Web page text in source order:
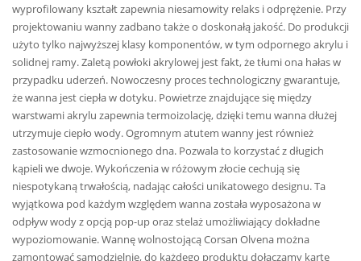
wyprofilowany kształt zapewnia niesamowity relaks i odprężenie. Przy
projektowaniu wanny zadbano także o doskonałą jakość. Do produkcji
użyto tylko najwyższej klasy komponentów, w tym odpornego akrylu i
solidnej ramy. Zaletą powłoki akrylowej jest fakt, że tłumi ona hałas w
przypadku uderzeń. Nowoczesny proces technologiczny gwarantuje,
że wanna jest ciepła w dotyku. Powietrze znajdujące się między
warstwami akrylu zapewnia termoizolację, dzięki temu wanna dłużej
utrzymuje ciepło wody. Ogromnym atutem wanny jest również
zastosowanie wzmocnionego dna. Pozwala to korzystać z długich
kąpieli we dwoje. Wykończenia w różowym złocie cechują się
niespotykaną trwałością, nadając całości unikatowego designu. Ta
wyjątkowa pod każdym względem wanna została wyposażona w
odpływ wody z opcją pop-up oraz stelaż umożliwiający dokładne
wypoziomowanie. Wannę wolnostojącą Corsan Olvena można
zamontować samodzielnie, do każdego produktu dołączamy kartę